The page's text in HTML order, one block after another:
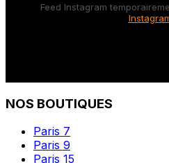
Feed Instagram
NOS BOUTIQUES
Paris 7
Paris 9
Paris 15